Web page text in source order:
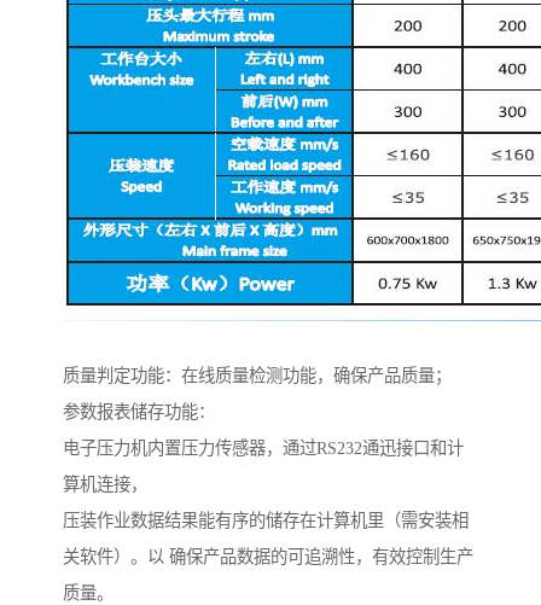
质量判定功能：在线质量检测功能，确保产品质量；
参数报表储存功能：
电子压力机内置压力传感器，通过RS232通迅接口和计
算机连接，
压装作业数据结果能有序的储存在计算机里（需安装相
关软件）。以 确保产品数据的可追溯性，有效控制生产
质量。